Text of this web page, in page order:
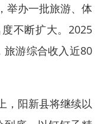
举办一批旅游、体
不断扩大。2025
旅游综合收入近80
，阳新县将继续以